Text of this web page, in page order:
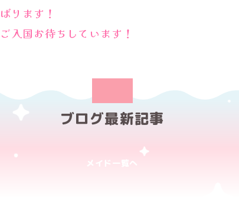
ばります！
ご入国お待ちしています！
ブログ最新記事
メイド一覧へ